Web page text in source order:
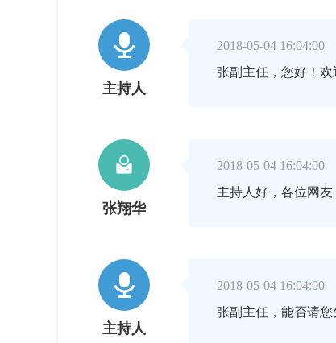

主持人
2018-05-04 16:04:00
张副主任，您好！欢

张翔华
2018-05-04 16:04:00
主持人好，各位网

主持人
2018-05-04 16:04:00
张副主任，能否请